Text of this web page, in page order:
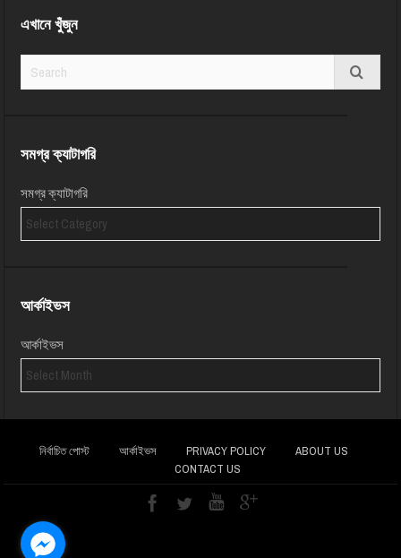
এখানে খুঁজুন
সমগ্র ক্যাটাগরি
সমগ্র ক্যাটাগরি
আর্কাইভস
আর্কাইভস
নির্বাচিত পোস্ট আর্কাইভস PRIVACY POLICY
ABOUT US
CONTACT US